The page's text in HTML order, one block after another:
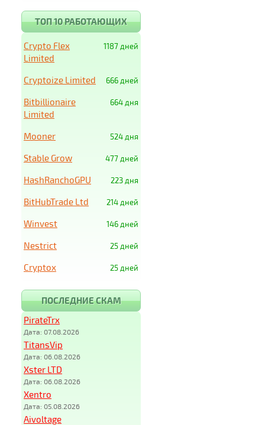
ТОП 10 РАБОТАЮЩИХ
1187 дней
Crypto Flex
Limited
666 дней
Cryptoize Limited
664 дня
Bitbillionaire
Limited
524 дня
Mooner
477 дней
Stable Grow
223 дня
HashRanchoGPU
214 дней
BitHubTrade Ltd
146 дней
Winvest
25 дней
Nestrict
25 дней
Cryptox
ПОСЛЕДНИЕ СКАМ
PirateTrx
Дата: 07.08.2026
TitansVip
Дата: 06.08.2026
Xster LTD
Дата: 06.08.2026
Xentro
Дата: 05.08.2026
Aivoltage